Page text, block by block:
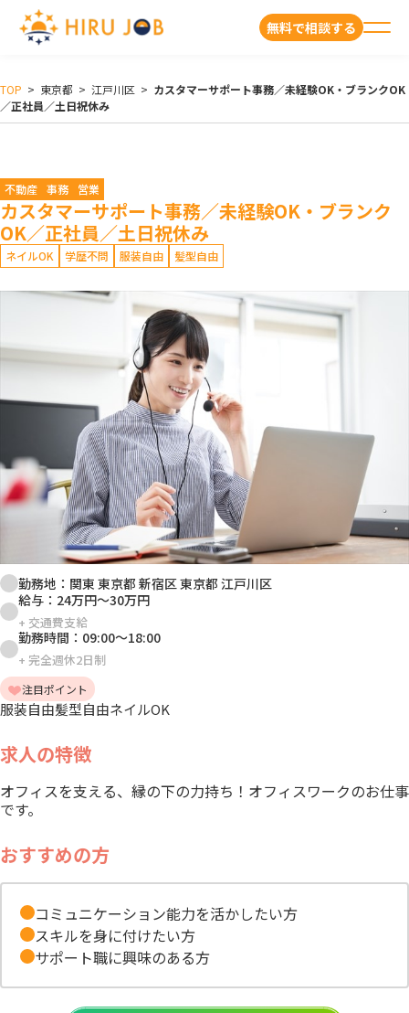
無料で相談する
TOP > 東京都 > 江戸川区 > カスタマーサポート事務／未経験OK・ブランクOK
／正社員／土日祝休み
不動産 事務 営業
カスタマーサポート事務／未経験OK・ブランク
OK／正社員／土日祝休み
ネイルOK 学歴不問 服装自由 髪型自由
勤務地： 関東 東京都 新宿区 東京都 江戸川区
給与： 24万円～30万円
+ 交通費支給
勤務時間： 09:00～18:00
+ 完全週休2日制
注目ポイント
服装自由髪型自由ネイルOK
求人の特徴
オフィスを支える、縁の下の力持ち！オフィスワークのお仕事
です。
おすすめの方
コミュニケーション能力を活かしたい方
スキルを身に付けたい方
サポート職に興味のある方